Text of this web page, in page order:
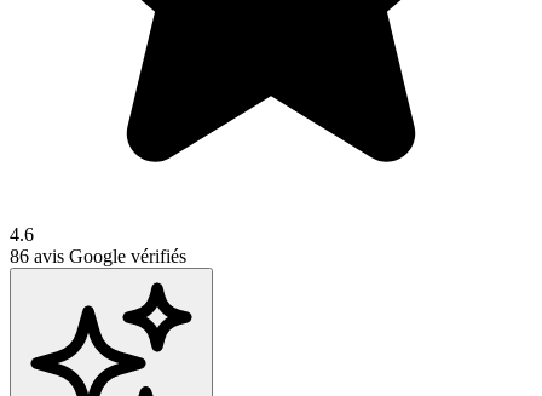
4.6
86 avis Google vérifiés